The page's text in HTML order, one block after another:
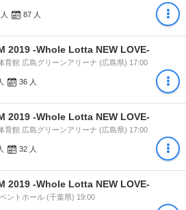
人 87 人
2019 -Whole Lotta NEW LOVE-
育館 広島グリーンアリーナ (広島県) 17:00
36 人
2019 -Whole Lotta NEW LOVE-
育館 広島グリーンアリーナ (広島県) 17:00
32 人
2019 -Whole Lotta NEW LOVE-
ントホール (千葉県) 19:00